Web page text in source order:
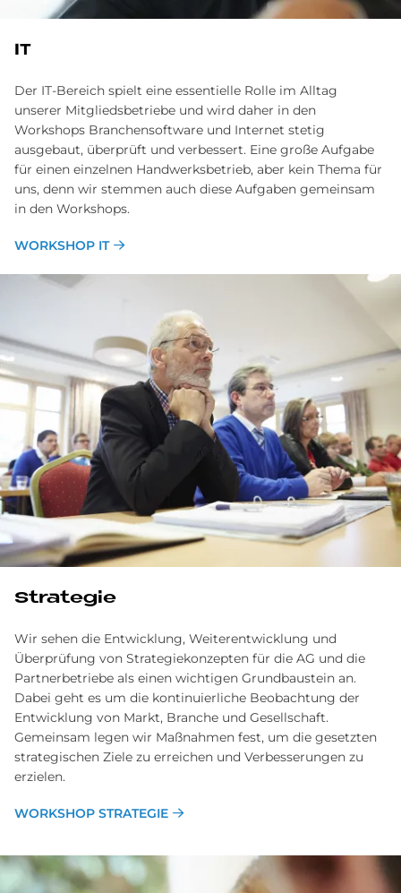
IT
Der IT-Bereich spielt eine essentielle Rolle im Alltag
unserer Mitgliedsbetriebe und wird daher in den
Workshops Branchensoftware und Internet stetig
ausgebaut, überprüft und verbessert. Eine große Aufgabe
für einen einzelnen Handwerksbetrieb, aber kein Thema für
uns, denn wir stemmen auch diese Aufgaben gemeinsam
in den Workshops.
WORKSHOP IT
Strategie
Wir sehen die Entwicklung, Weiterentwicklung und
Überprüfung von Strategiekonzepten für die AG und die
Partnerbetriebe als einen wichtigen Grundbaustein an.
Dabei geht es um die kontinuierliche Beobachtung der
Entwicklung von Markt, Branche und Gesellschaft.
Gemeinsam legen wir Maßnahmen fest, um die gesetzten
strategischen Ziele zu erreichen und Verbesserungen zu
erzielen.
WORKSHOP STRATEGIE